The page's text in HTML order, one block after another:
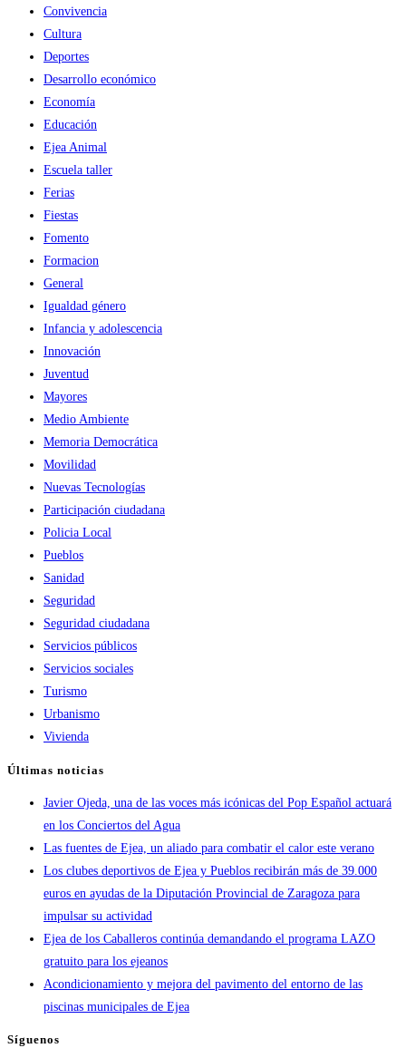
Convivencia
Cultura
Deportes
Desarrollo económico
Economía
Educación
Ejea Animal
Escuela taller
Ferias
Fiestas
Fomento
Formacion
General
Igualdad género
Infancia y adolescencia
Innovación
Juventud
Mayores
Medio Ambiente
Memoria Democrática
Movilidad
Nuevas Tecnologías
Participación ciudadana
Policia Local
Pueblos
Sanidad
Seguridad
Seguridad ciudadana
Servicios públicos
Servicios sociales
Turismo
Urbanismo
Vivienda
Últimas noticias
Javier Ojeda, una de las voces más icónicas del Pop Español actuará
en los Conciertos del Agua
Las fuentes de Ejea, un aliado para combatir el calor este verano
Los clubes deportivos de Ejea y Pueblos recibirán más de 39.000
euros en ayudas de la Diputación Provincial de Zaragoza para
impulsar su actividad
Ejea de los Caballeros continúa demandando el programa LAZO
gratuito para los ejeanos
Acondicionamiento y mejora del pavimento del entorno de las
piscinas municipales de Ejea
Síguenos